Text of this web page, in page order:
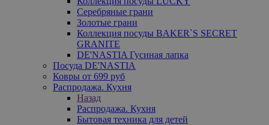
Серебряные грани
Золотые грани
Коллекция посуды BAKER`S SECRET
GRANITE
DE'NASTIA Гусиная лапка
Посуда DE'NASTIA
Ковры от 699 руб
Распродажа. Кухня
Назад
Распродажа. Кухня
Бытовая техника для детей